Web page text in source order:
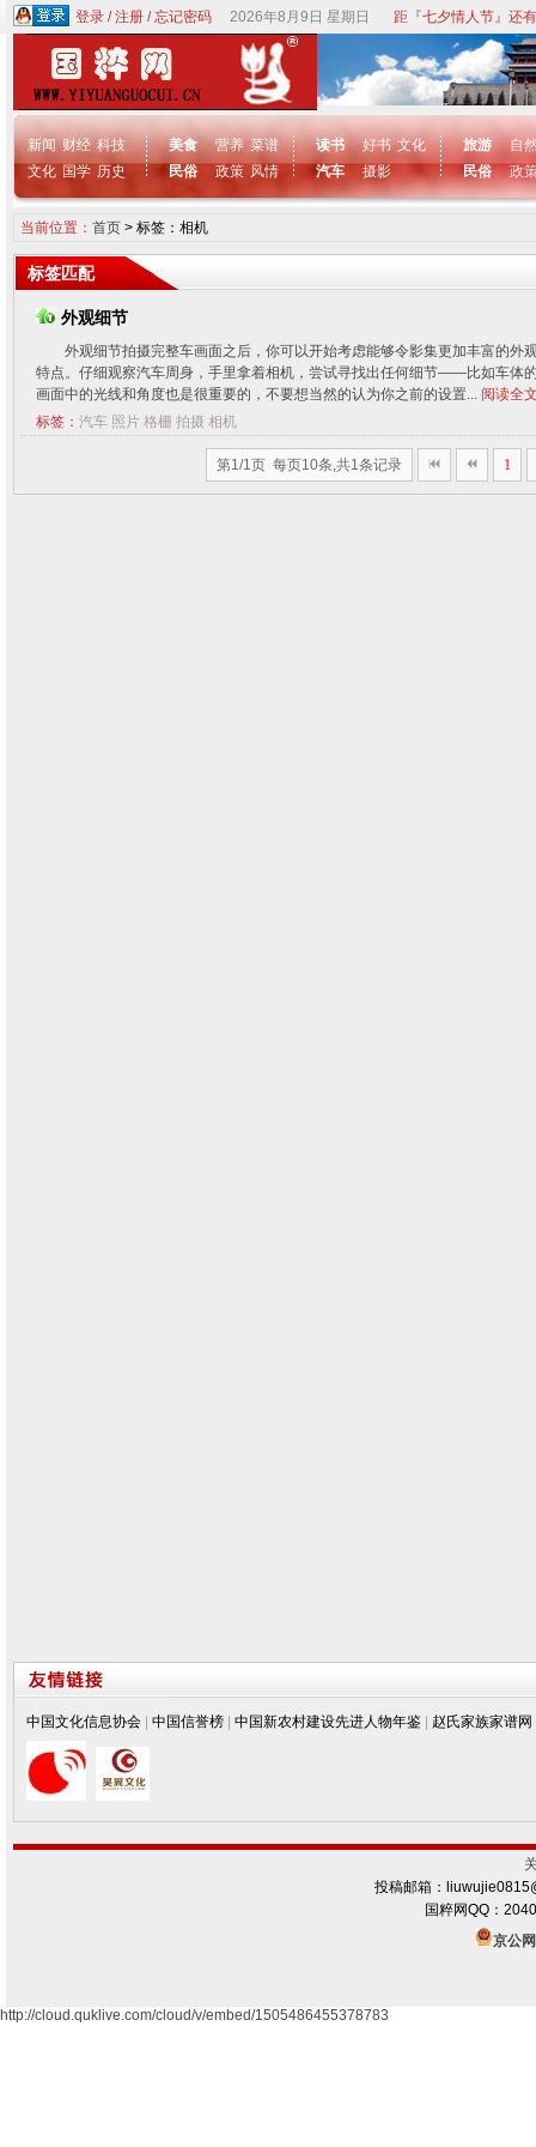
登录/注册/忘记密码 2026年8月9日 星期日 距『七夕情人节』还
新闻 财经 科技
文化 国学 历史
美食 营养 菜谱
民俗
政策 风情
读书 好书 文化
汽车
摄影
旅游
自
民俗
政
当前位置： 首页> 标签：相机
标签匹配
外观细节
外观细节拍摄完整车画面之后，你可以开始考虑能够令影集更加丰富的外
特点。仔细观察汽车周身，手里拿着相机，尝试寻找出任何细节——比如车体
画面中的光线和角度也是很重要的，不要想当然的认为你之前的设置... 阅读全
标签： 汽车 照片 格栅 拍摄 相机
第1/1页 每页10条,共1条记录 1
中国文化信息协会 中国信誉榜 中国新农村建设先进人物年鉴 赵氏家族家谱网
投稿邮箱：
国粹网QQ：
京公
http://cloud.quklive.com/cloud/v/embed/1505486455378783